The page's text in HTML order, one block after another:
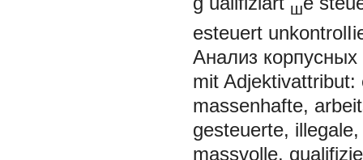
ш
esteuert
Анализ
mit
massenhafte,
gesteuerte,
massvolle,